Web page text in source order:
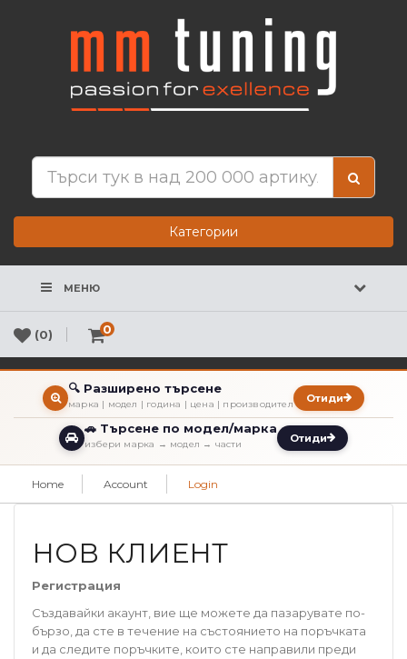
Категории
МЕНЮ
(0) 0
🔍 Разширено търсене
марка | модел | година | цена | производител Отиди
🚗 Търсене по модел/марка
избери марка → модел → части Отиди
Home Account Login
НОВ КЛИЕНТ
Регистрация
Създавайки акаунт, вие ще можете да пазарувате по-
бързо, да сте в течение на състоянието на поръчката
и да следите поръчките, които сте направили преди